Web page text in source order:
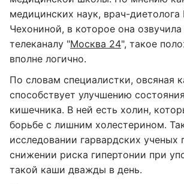
медицинских наук, врач-
Чехониной, в которое она
телеканалу "Москва 24", такое
вполне логично.
По словам специалистки, овсяная
способствует улучшению
кишечника. В ней есть холин,
борьбе с лишним холестерином.
исследовании гарвардских ученых
снижении риска гипертонии при
такой каши дважды в день.